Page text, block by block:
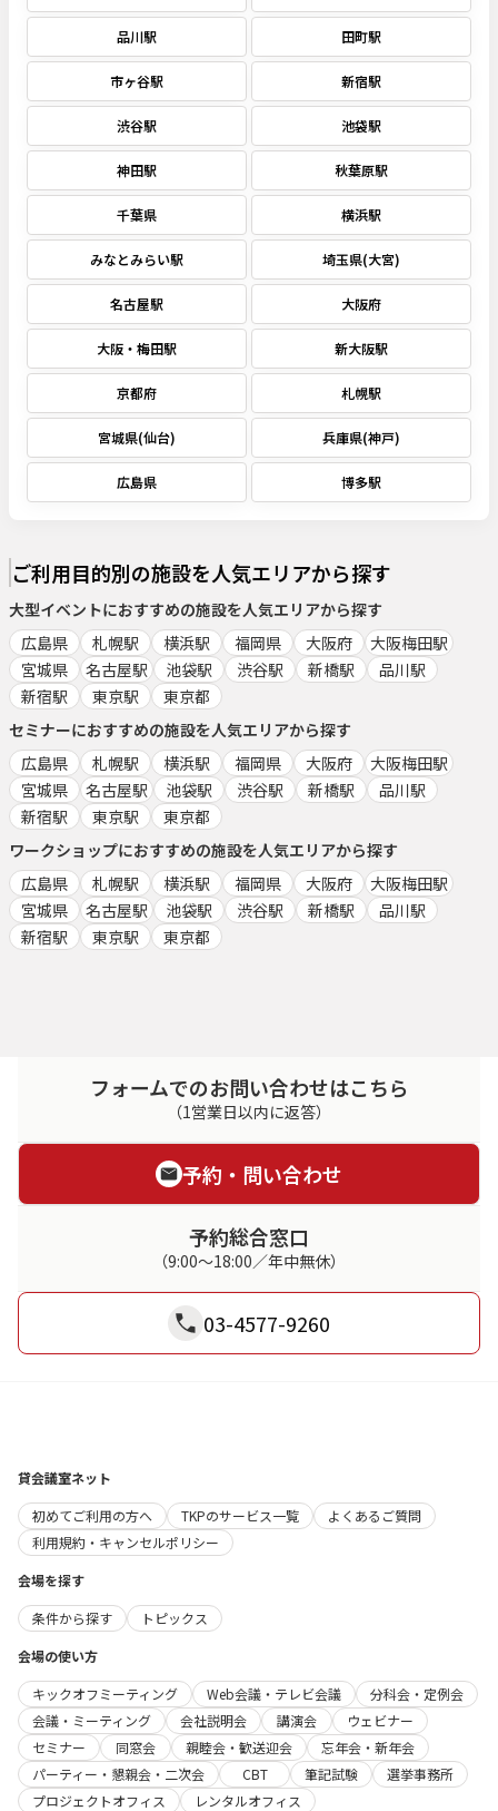
品川駅 田町駅
市ヶ谷駅 新宿駅
渋谷駅 池袋駅
神田駅 秋葉原駅
千葉県 横浜駅
みなとみらい駅 埼玉県(大宮)
名古屋駅 大阪府
大阪・梅田駅 新大阪駅
京都府 札幌駅
宮城県(仙台) 兵庫県(神戸)
広島県 博多駅
ご利用目的別の施設を人気エリアから探す
大型イベントにおすすめの施設を人気エリアから探す
広島県
札幌駅 横浜駅 福岡県 大阪府
大阪梅田駅
宮城県
名古屋駅 池袋駅 渋谷駅 新橋駅
品川駅
新宿駅
東京駅
東京都
セミナーにおすすめの施設を人気エリアから探す
広島県
札幌駅 横浜駅 福岡県 大阪府
大阪梅田駅
宮城県
名古屋駅 池袋駅 渋谷駅 新橋駅
品川駅
新宿駅
東京駅
東京都
ワークショップにおすすめの施設を人気エリアから探す
広島県
札幌駅 横浜駅 福岡県 大阪府
大阪梅田駅
宮城県
名古屋駅 池袋駅 渋谷駅 新橋駅
品川駅
新宿駅
東京駅 東京都
フォームでのお問い合わせはこちら
（1営業日以内に返答）
予約・問い合わせ
予約総合窓口
（9:00～18:00／年中無休）
03-4577-9260
貸会議室ネット
初めてご利用の方へ
TKPのサービス一覧
よくあるご質問
利用規約・キャンセルポリシー
会場を探す
条件から探す
トピックス
会場の使い方
キックオフミーティング
Web会議・テレビ会議
分科会・定例会
会議・ミーティング
会社説明会 講演会
ウェビナー
セミナー
同窓会 親睦会・歓送迎会
忘年会・新年会
パーティー・懇親会・二次会
CBT 筆記試験
選挙事務所
プロジェクトオフィス
レンタルオフィス